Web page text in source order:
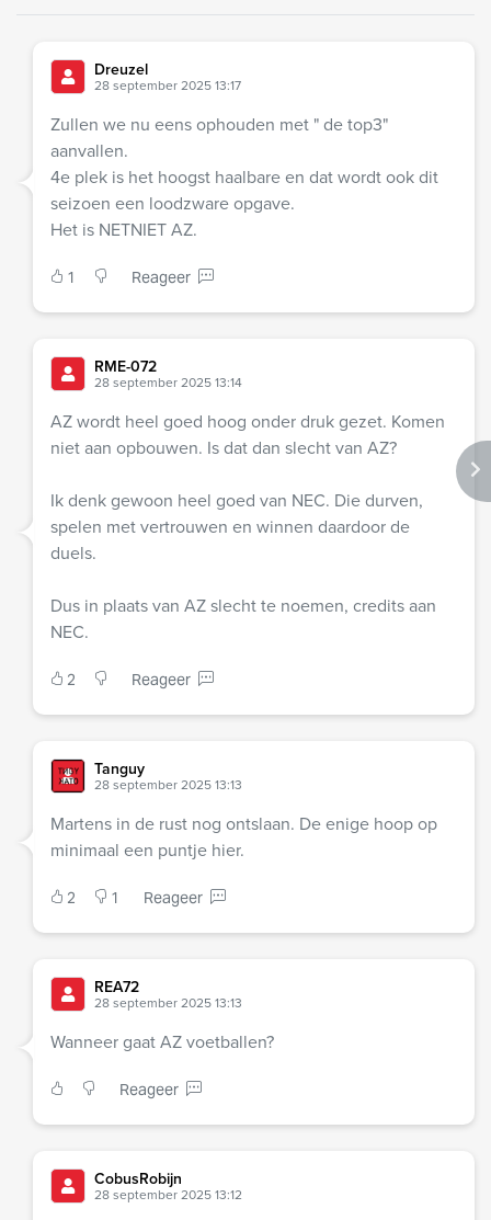
Dreuzel
28 september 2025 13:17
Zullen we nu eens ophouden met " de top3"
aanvallen.
4e plek is het hoogst haalbare en dat wordt ook dit
seizoen een loodzware opgave.
Het is NETNIET AZ.
1 Reageer
RME-072
28 september 2025 13:14
AZ wordt heel goed hoog onder druk gezet. Komen
niet aan opbouwen. Is dat dan slecht van AZ?
Ik denk gewoon heel goed van NEC. Die durven,
spelen met vertrouwen en winnen daardoor de
duels.
Dus in plaats van AZ slecht te noemen, credits aan
NEC.
2 Reageer
Tanguy
28 september 2025 13:13
Martens in de rust nog ontslaan. De enige hoop op
minimaal een puntje hier.
2 1 Reageer
REA72
28 september 2025 13:13
Wanneer gaat AZ voetballen?
Reageer
CobusRobijn
28 september 2025 13:12